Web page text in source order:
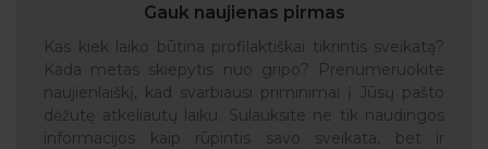
Gauk naujienas pirmas
Kas kiek laiko būtina profilaktiškai tikrintis sveikatą?
Kada metas skiepytis nuo gripo? Prenumeruokite
naujienlaiškį, kad svarbiausi priminimai į Jūsų pašto
dėžutę atkeliautų laiku. Sulauksite ne tik naudingos
informacijos kaip rūpintis savo sveikata, bet ir